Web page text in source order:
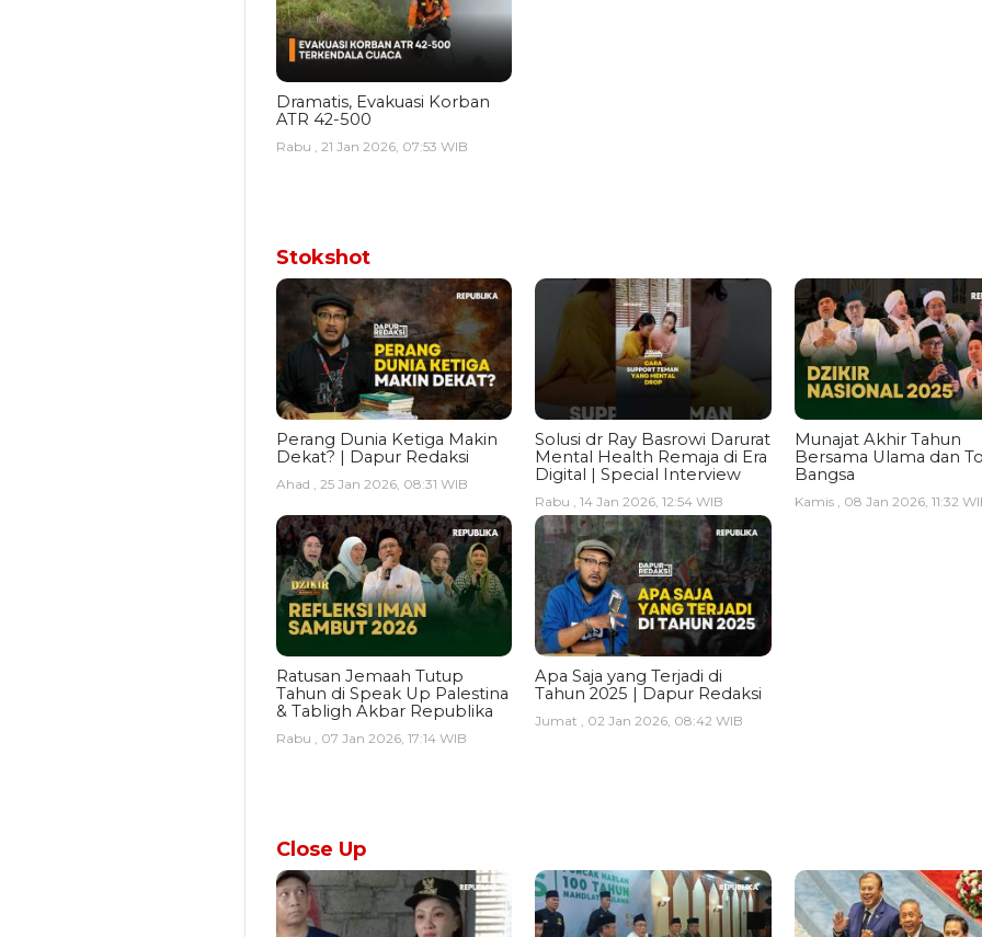
Dramatis, Evakuasi Korban
ATR 42-500
Rabu , 21 Jan 2026, 07:53 WIB
Stokshot
Perang Dunia Ketiga Makin
Dekat? | Dapur Redaksi
Ahad , 25 Jan 2026, 08:31 WIB
Solusi dr Ray Basrowi Darurat
Mental Health Remaja di Era
Digital | Special Interview
Rabu , 14 Jan 2026, 12:54 WIB
Munajat Akhir Tahun
Bersama Ulama dan
Bangsa
Kamis , 08 Jan 2026, 11:32
Ratusan Jemaah Tutup
Tahun di Speak Up Palestina
& Tabligh Akbar Republika
Rabu , 07 Jan 2026, 17:14 WIB
Apa Saja yang Terjadi di
Tahun 2025 | Dapur Redaksi
Jumat , 02 Jan 2026, 08:42 WIB
Close Up